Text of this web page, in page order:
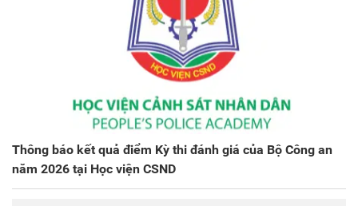
Thông báo kết quả điểm Kỳ thi đánh giá của Bộ Công an
năm 2026 tại Học viện CSND